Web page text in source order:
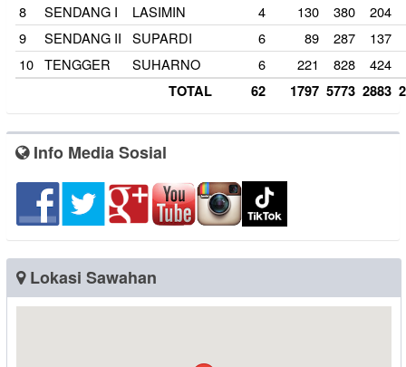
8
SENDANG I LASIMIN 4 130 380
204
9
SENDANG II SUPARDI 6 89 287
137
10 TENGGER SUHARNO 6 221 828
424
TOTAL
62 1797 5773 2883
Info Media Sosial
Lokasi Sawahan